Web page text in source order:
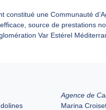
une Communauté
source de prestations
Var Estérel
Agence de
Marina